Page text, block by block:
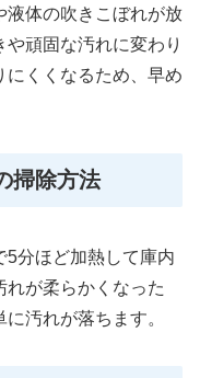
液体の吹きこぼれが放
頑固な汚れに変わり
にくくなるため、早め
掃除方法
5分ほど加熱して庫内
れが柔らかくなった
汚れが落ちます。